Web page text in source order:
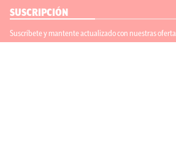
SUSCRIPCIÓN
Suscríbete y mantente actualizado con nuestras